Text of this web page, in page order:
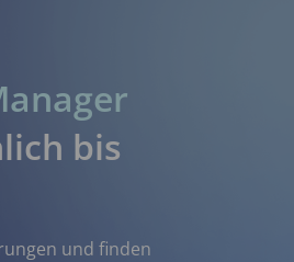
bis
und finden